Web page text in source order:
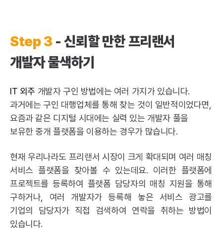
Step 3 - 신뢰할 만한 프리랜서
개발자 물색하기
IT 외주 개발자 구인 방법에는 여러 가지가 있습니다.
과거에는 구인 대행업체를 통해 찾는 것이 일반적이었다면,
요즘과 같은 디지털 시대에는 실력 있는 개발자 풀을
보유한 중개 플랫폼을 이용하는 경우가 많습니다.
현재 우리나라도 프리랜서 시장이 크게 확대되며 여러 매칭
서비스 플랫폼을 찾아볼 수 있는데요. 이러한 플랫폼에
프로젝트를 등록하여 플랫폼 담당자의 매칭 지원을 통해
구하거나, 여러 개발자가 등록해 놓은 서비스 광고를
기업의 담당자가 직접 검색하여 연락을 취하는 방법이
있습니다.